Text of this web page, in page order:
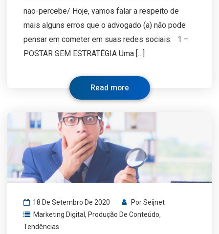
nao-percebe/ Hoje, vamos falar a respeito de
mais alguns erros que o advogado (a) não pode
pensar em cometer em suas redes sociais. 1 –
POSTAR SEM ESTRATÉGIA Uma […]
Read more
18 De Setembro De 2020 PorSeijnet
Marketing Digital , Produção De Conteúdo,
Tendências